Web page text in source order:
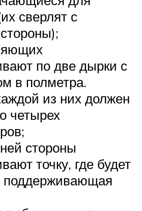
сверлят с
по две дырки с
в полметра.
из них должен
четырех
стороны
точку, где будет
поддерживающая